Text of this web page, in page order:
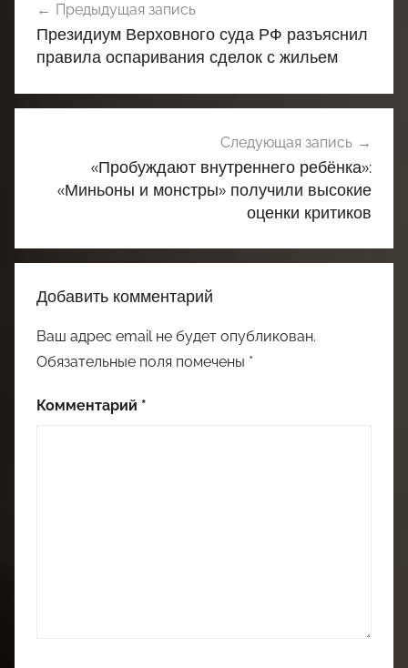
по
записям
Предыдущая запись
Президиум Верховного суда РФ разъяснил
правила оспаривания сделок с жильем
Следующая запись
«Пробуждают внутреннего ребёнка»:
«Миньоны и монстры» получили высокие
оценки критиков
Добавить комментарий
Ваш адрес email не будет опубликован.
Обязательные поля помечены *
Комментарий *